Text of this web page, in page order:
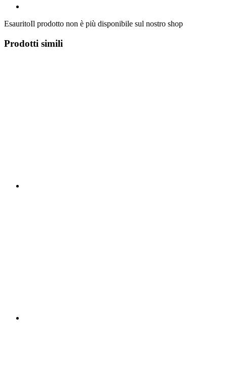
EsauritoIl prodotto non è più disponibile sul nostro shop
Prodotti simili